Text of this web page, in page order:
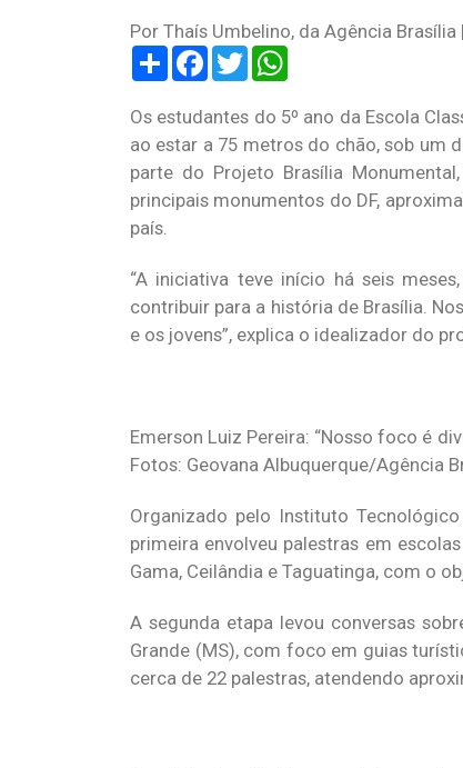
Por Thaís Umbelino, da Agência
ShareFacebook
Twitter
Os estudantes do 5º ano da Escola
ao estar a 75 metros do chão, sob um
parte do Projeto Brasília
principais monumentos do DF,
país.
“A iniciativa teve início há seis
contribuir para a história de Brasília.
e os jovens”, explica o idealizador do
Emerson Luiz Pereira: “Nosso foco é
Fotos: Geovana Albuquerque/Agência
Organizado pelo Instituto
primeira envolveu palestras em
Gama, Ceilândia e Taguatinga, com o
A segunda etapa levou conversas
Grande (MS), com foco em guias
cerca de 22 palestras, atendendo